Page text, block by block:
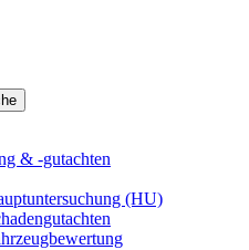
& -gutachten
(HU)